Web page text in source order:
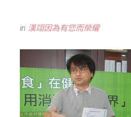
in 漢翊因為有您而榮耀